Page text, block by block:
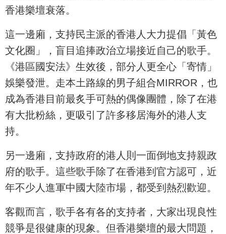
香港樂壇衰落。
這一邊廂，支持民主派的香港人大力提倡「黃色
文化圈」，盲目追捧政治立場接近自己的歌手。
《港區國安法》生效後，部分人更全心「寄情」
娛樂發泄。走本土路線的男子組合MIRROR，也
成為香港目前最炙手可熱的偶像團體，除了在港
有大批粉絲，更吸引了許多移居海外的港人支
持。
另一邊廂，支持政府的港人則一面倒地支持親政
府的歌手。這些歌手除了在香港到官方認可，近
年不少人進軍中國大陸市場，都受到熱烈歡迎。
客觀而言，歌手各有各的支持者，大家出現良性
競爭是很健康的現象。但香港樂壇的最大問題，